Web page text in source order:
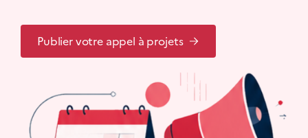
Publier votre appel à projets